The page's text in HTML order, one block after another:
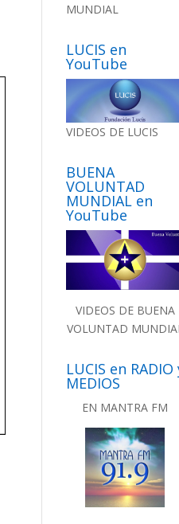
MUNDIAL
LUCIS en
YouTube
VIDEOS DE LUCIS
BUENA
VOLUNTAD
MUNDIAL en
YouTube
VIDEOS DE BUENA
VOLUNTAD
LUCIS en RADIO
MEDIOS
EN MANTRA FM